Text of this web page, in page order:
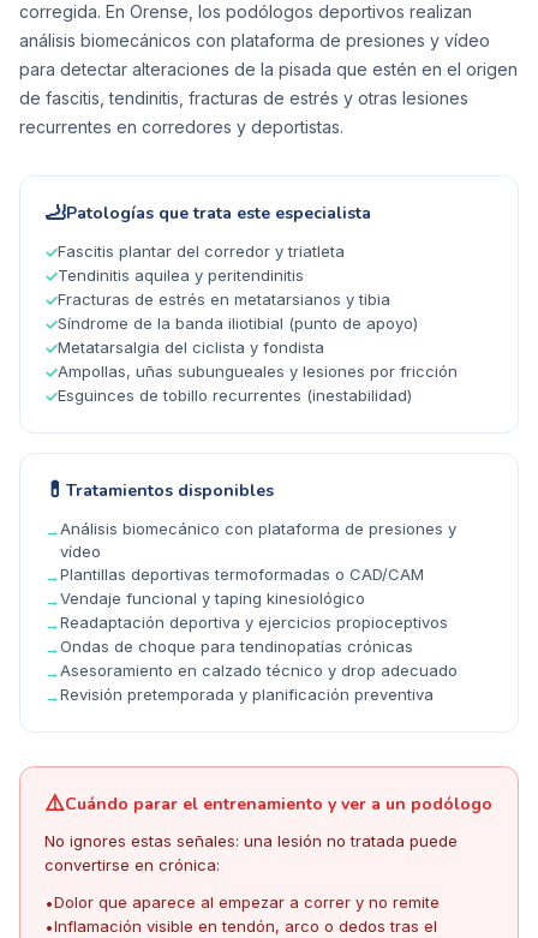
corregida. En Orense, los podólogos deportivos realizan
análisis biomecánicos con plataforma de presiones y vídeo
para detectar alteraciones de la pisada que estén en el origen
de fascitis, tendinitis, fracturas de estrés y otras lesiones
recurrentes en corredores y deportistas.
🦶Patologías que trata este especialista
✓Fascitis plantar del corredor y triatleta
✓Tendinitis aquilea y peritendinitis
✓Fracturas de estrés en metatarsianos y tibia
✓Síndrome de la banda iliotibial (punto de apoyo)
✓Metatarsalgia del ciclista y fondista
✓Ampollas, uñas subungueales y lesiones por fricción
✓Esguinces de tobillo recurrentes (inestabilidad)
💊 Tratamientos disponibles
→Análisis biomecánico con plataforma de presiones y
vídeo
→Plantillas deportivas termoformadas o CAD/CAM
→Vendaje funcional y taping kinesiológico
→Readaptación deportiva y ejercicios propioceptivos
→Ondas de choque para tendinopatías crónicas
→Asesoramiento en calzado técnico y drop adecuado
→Revisión pretemporada y planificación preventiva
⚠️Cuándo parar el entrenamiento y ver a un podólogo
No ignores estas señales: una lesión no tratada puede
convertirse en crónica:
•Dolor que aparece al empezar a correr y no remite
•Inflamación visible en tendón, arco o dedos tras el